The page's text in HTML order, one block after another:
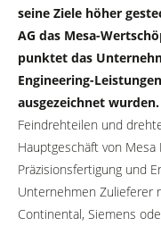
seine Ziele höher
AG das Mesa-
punktet das
Engineering-
ausgezeichnet wurden.
Feindrehteilen und
Hauptgeschäft von
Präzisionsfertigung und
Unternehmen Zulieferer
Continental, Siemens